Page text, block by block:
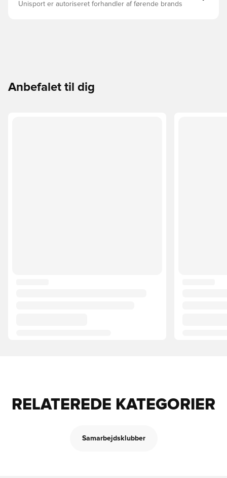
Unisport er autoriseret forhandler af førende brands
Anbefalet til dig
RELATEREDE KATEGORIER
Samarbejdsklubber